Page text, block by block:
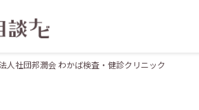
人社団邦潤会 わかば検査・健診クリニック